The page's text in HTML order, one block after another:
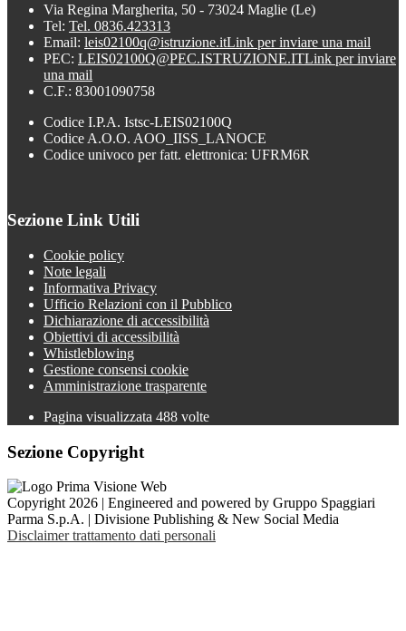
Via Regina Margherita, 50 - 73024 Maglie (Le)
Tel: Tel. 0836.423313
Email: leis02100q@istruzione.itLink per inviare una mail
PEC: LEIS02100Q@PEC.ISTRUZIONE.ITLink per inviare
una mail
C.F.: 83001090758
Codice I.P.A. Istsc-LEIS02100Q
Codice A.O.O. AOO_IISS_LANOCE
Codice univoco per fatt. elettronica: UFRM6R
Sezione Link Utili
Cookie policy
Note legali
Informativa Privacy
Ufficio Relazioni con il Pubblico
Dichiarazione di accessibilità
Obiettivi di accessibilità
Whistleblowing
Gestione consensi cookie
Amministrazione trasparente
Pagina visualizzata 488 volte
Sezione Copyright
Copyright 2026 | Engineered and powered by Gruppo Spaggiari
Parma S.p.A. | Divisione Publishing & New Social Media
Disclaimer trattamento dati personali